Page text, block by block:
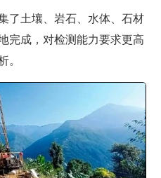
了土壤、岩石、水体、石材
完成，对检测能力要求更高